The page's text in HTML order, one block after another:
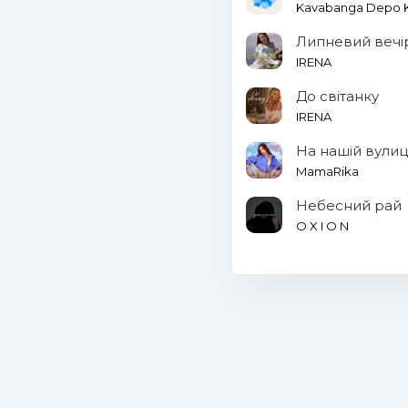
Kavabanga Depo
Липневий
IRENA
До світанку
IRENA
На нашій
MamaRika
Небесний рай
O X I O N